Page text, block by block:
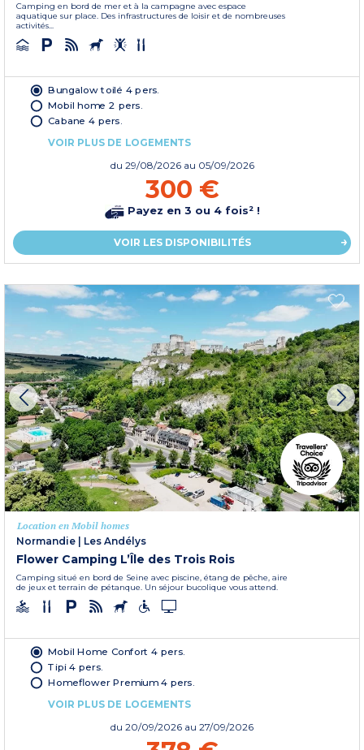
Camping en bord de mer et à la campagne avec espace
aquatique sur place. Des infrastructures de loisir et de nombreuses
activités...
Bungalow toilé 4 pers.
Mobil home 2 pers.
Cabane 4 pers.
VOIR PLUS DE LOGEMENTS
du 29/08/2026 au 05/09/2026
300 €
Payez en 3 ou 4 fois² !
VOIR LES DISPONIBILITÉS
Location en Mobil homes
Normandie | Les Andélys
Flower Camping L’Île des Trois Rois
Camping situé en bord de Seine avec piscine, étang de pêche, aire
de jeux et terrain de pétanque. Un séjour bucolique vous attend.
Mobil Home Confort 4 pers.
Tipi 4 pers.
Homeflower Premium 4 pers.
VOIR PLUS DE LOGEMENTS
du 20/09/2026 au 27/09/2026